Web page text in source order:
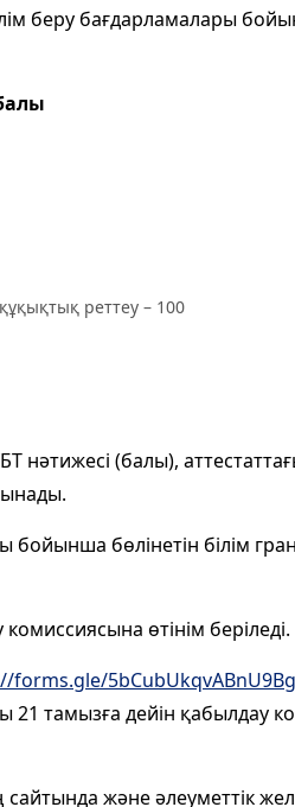
беру бағдарламалары
реттеу – 100
нәтижесі (балы),
бойынша бөлінетін білім
өтінім беріледі.
forms.gle/
21 тамызға дейін қабылдау
сайтында және әлеуметтік